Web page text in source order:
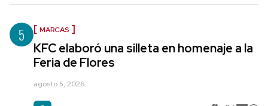
5 MARCAS
KFC elaboró una silleta en homenaje a la
Feria de Flores
agosto 5, 2026